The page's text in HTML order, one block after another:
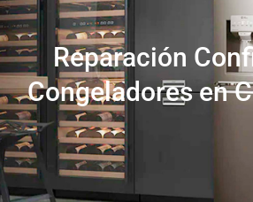
Reparación
Congeladores en